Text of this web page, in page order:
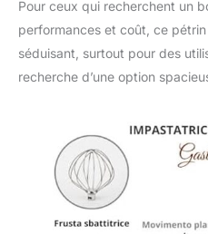
Pour ceux qui recherchent un
performances et coût, ce
séduisant, surtout pour des
recherche d’une option